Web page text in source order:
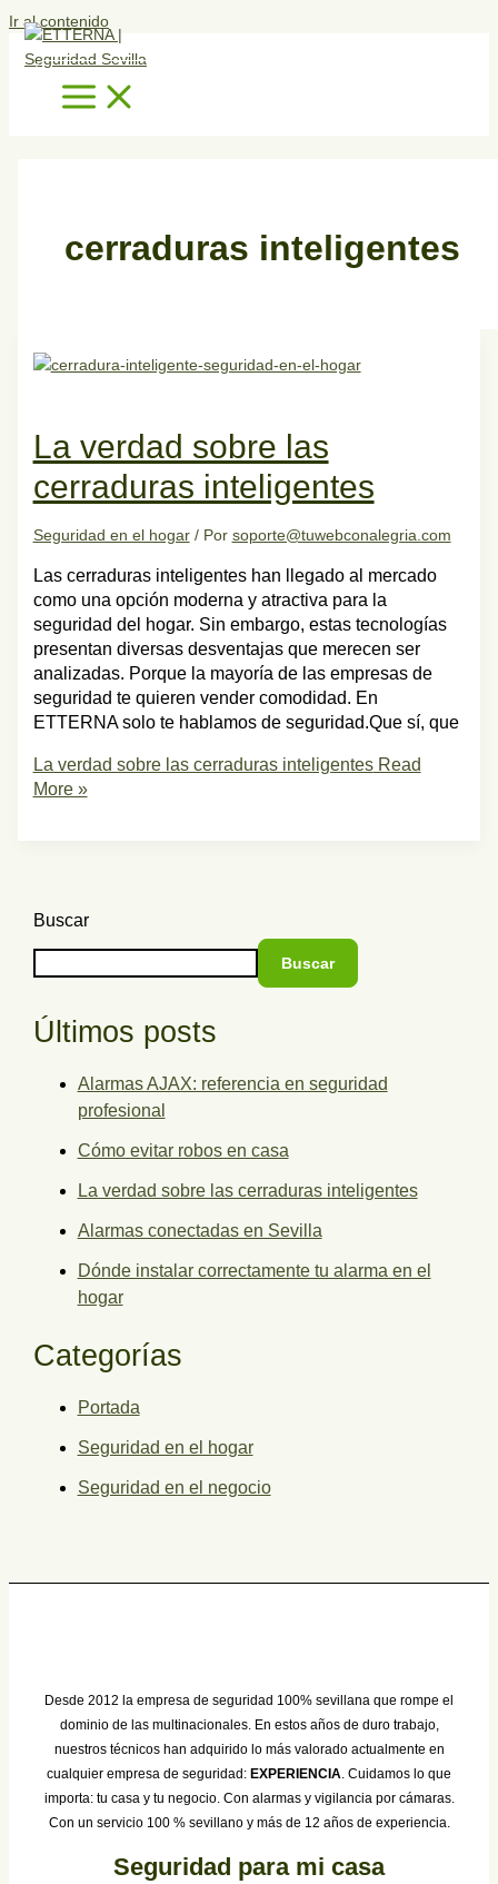
Ir al contenido
cerraduras inteligentes
La verdad sobre las
cerraduras inteligentes
Seguridad en el hogar/ Por soporte@tuwebconalegria.com
Las cerraduras inteligentes han llegado al mercado
como una opción moderna y atractiva para la
seguridad del hogar. Sin embargo, estas tecnologías
presentan diversas desventajas que merecen ser
analizadas. Porque la mayoría de las empresas de
seguridad te quieren vender comodidad. En
ETTERNA solo te hablamos de seguridad.Que sí, que
La verdad sobre las cerraduras inteligentesRead
More »
Buscar
Buscar
Últimos posts
Alarmas AJAX: referencia en seguridad
profesional
Cómo evitar robos en casa
La verdad sobre las cerraduras inteligentes
Alarmas conectadas en Sevilla
Dónde instalar correctamente tu alarma en el
hogar
Categorías
Portada
Seguridad en el hogar
Seguridad en el negocio
Desde 2012 la empresa de seguridad 100% sevillana que rompe el
dominio de las multinacionales. En estos años de duro trabajo,
nuestros técnicos han adquirido lo más valorado actualmente en
cualquier empresa de seguridad: EXPERIENCIA. Cuidamos lo que
importa: tu casa y tu negocio. Con alarmas y vigilancia por cámaras.
Con un servicio 100 % sevillano y más de 12 años de experiencia.
Seguridad para mi casa